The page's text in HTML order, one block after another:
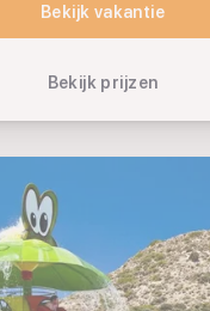
Bekijk vakantie
Bekijk prijzen
Bekijk vakantie
Hotel Blue